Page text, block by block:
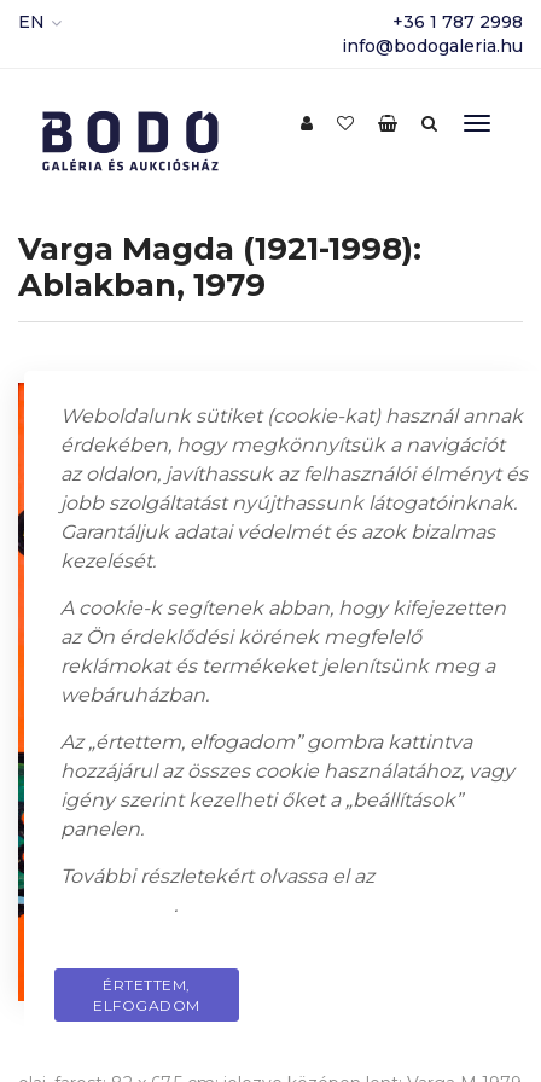
EN
+36 1 787 2998
info@bodogaleria.hu
Varga Magda (1921-1998):
Ablakban, 1979
Weboldalunk sütiket (cookie-kat) használ annak
érdekében, hogy megkönnyítsük a navigációt
az oldalon, javíthassuk az felhasználói élményt és
jobb szolgáltatást nyújthassunk látogatóinknak.
Garantáljuk adatai védelmét és azok bizalmas
kezelését.
A cookie-k segítenek abban, hogy kifejezetten
az Ön érdeklődési körének megfelelő
reklámokat és termékeket jelenítsünk meg a
webáruházban.
Az „értettem, elfogadom” gombra kattintva
hozzájárul az összes cookie használatához, vagy
igény szerint kezelheti őket a „beállítások”
panelen.
További részletekért olvassa el az
.
ÉRTETTEM,
ELFOGADOM